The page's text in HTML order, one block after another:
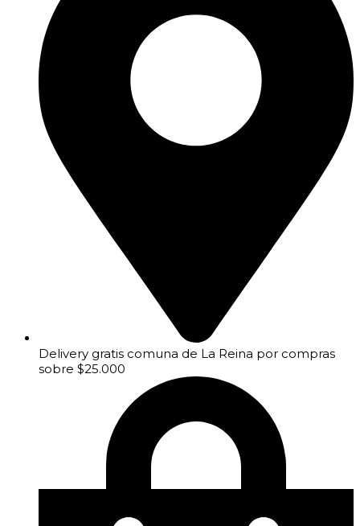
Delivery gratis comuna de La Reina por compras
sobre $25.000